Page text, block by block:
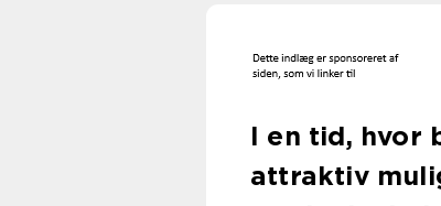
I en tid, hvor
attraktiv